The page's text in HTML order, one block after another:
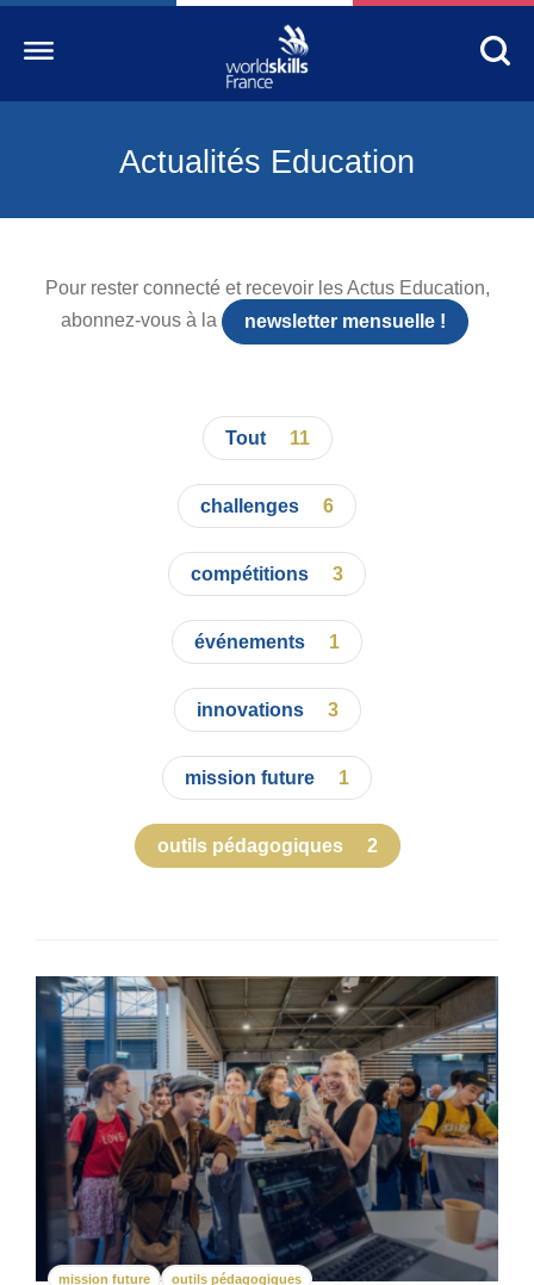
Actualités Education
Accueil
Découvrez un métier
Nos partenaires
Actualités Education
Contactez-nous
Suivez l’Équipe de France des métiers
Shanghai 2026
Questions fréquentes
Espace presse
Inscription à la newsletter
Pour rester connecté et recevoir les Actus Education,
abonnez-vous à la
newsletter mensuelle !
Tout 11
challenges 6
compétitions 3
événements 1
innovations 3
mission future 1
outils pédagogiques 2
mission future outils pédagogiques